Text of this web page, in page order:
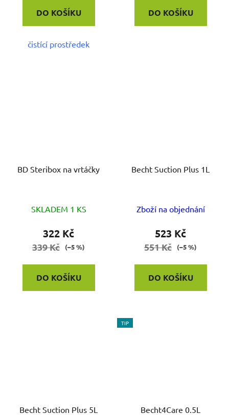
DO KOŠÍKU
čistící prostředek
DO KOŠÍKU
BD Steribox na vrtáčky
SKLADEM 1 KS
322 Kč
339 Kč (–5 %)
DO KOŠÍKU
Becht Suction Plus 1L
Zboží na objednání
523 Kč
551 Kč (–5 %)
DO KOŠÍKU
Becht Suction Plus 5L
TIP
Becht4Care 0.5L